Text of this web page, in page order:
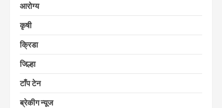
आरोग्य
कृषी
क्रिडा
जिल्हा
टाँप टेन
ब्रेकीग न्यूज